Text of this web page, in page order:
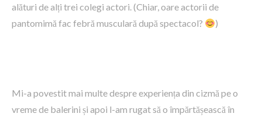
alături de alți trei colegi actori. (Chiar, oare actorii de
pantomimă fac febră musculară după spectacol?
)
Mi-a povestit mai multe despre experiența din cizmă pe o
vreme de balerini și apoi l-am rugat să o împărtășească în